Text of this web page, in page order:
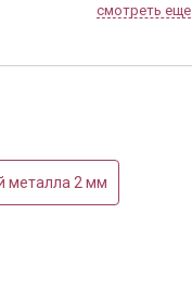
смотреть еще
металла 2 мм